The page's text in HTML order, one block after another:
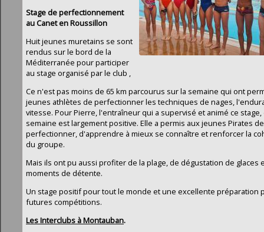
Stage de perfectionnement
au Canet en Roussillon
Huit jeunes muretains se sont
rendus sur le bord de la
Méditerranée pour participer
au stage organisé par le club ,
Ce n'est pas moins de 65 km parcourus sur la semaine qui ont
jeunes athlètes de perfectionner les techniques de nages,
vitesse. Pour Pierre, l'entraîneur qui a supervisé et animé ce stage,
semaine est largement positive. Elle a permis aux jeunes Pirates
perfectionner, d'apprendre à mieux se connaître et renforcer la
du groupe.
Mais ils ont pu aussi profiter de la plage, de dégustation de glaces
moments de détente.
Un stage positif pour tout le monde et une excellente préparation
futures compétitions.
Les Interclubs à Montauban.